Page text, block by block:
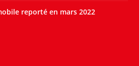
reporté en mars 2022